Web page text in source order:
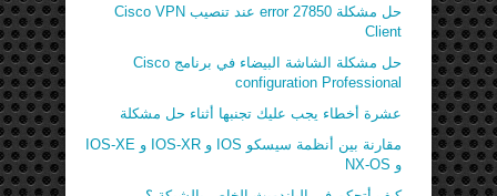
حل مشكلة error 27850 عند تنصيب Cisco VPN
Client
حل مشكلة الشاشة البيضاء في برنامج Cisco
configuration Professional
عشرة أخطاء يجب عليك تجنبها أثناء حل مشكلة
مقارنة بين أنظمة سيسكو IOS و IOS-XR و IOS-XE
و NX-OS